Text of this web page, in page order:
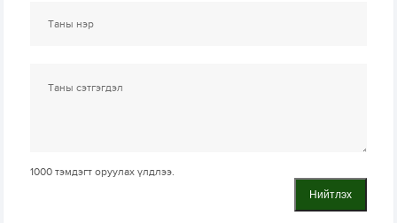
1000 тэмдэгт оруулах үлдлээ.
Нийтлэх